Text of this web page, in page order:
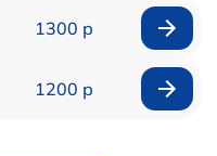
1300 р
1200 р